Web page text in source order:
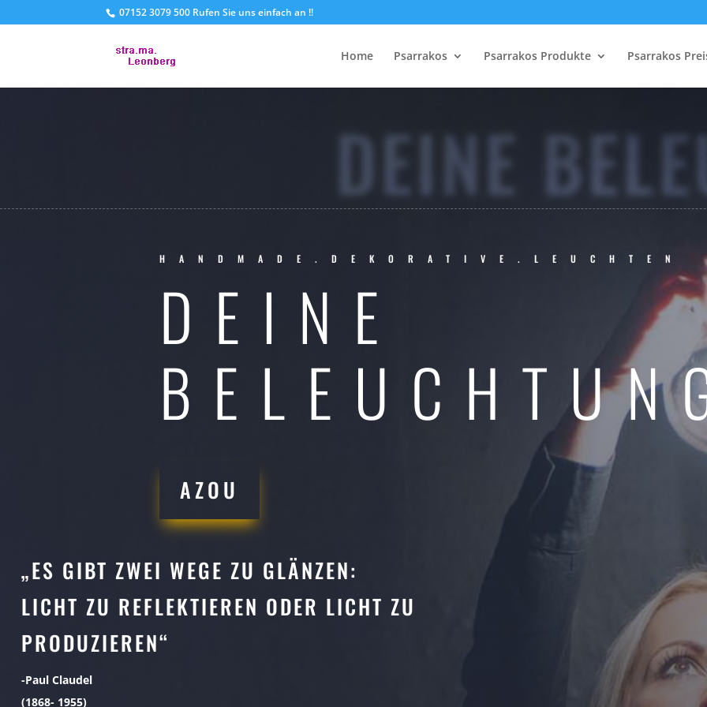
07152 3079 500 Rufen Sie uns einfach an !!
Home Psarrakos Psarrakos Produkte Psarrakos
DEINE
HANDMADE.DEKORATIVE.LEUCHTEN
DEINE
AZOU
„ES GIBT ZWEI WEGE ZU GLÄNZEN:
LICHT ZU REFLEKTIEREN ODER LICHT ZU
PRODUZIEREN“
-Paul Claudel
(1868- 1955)